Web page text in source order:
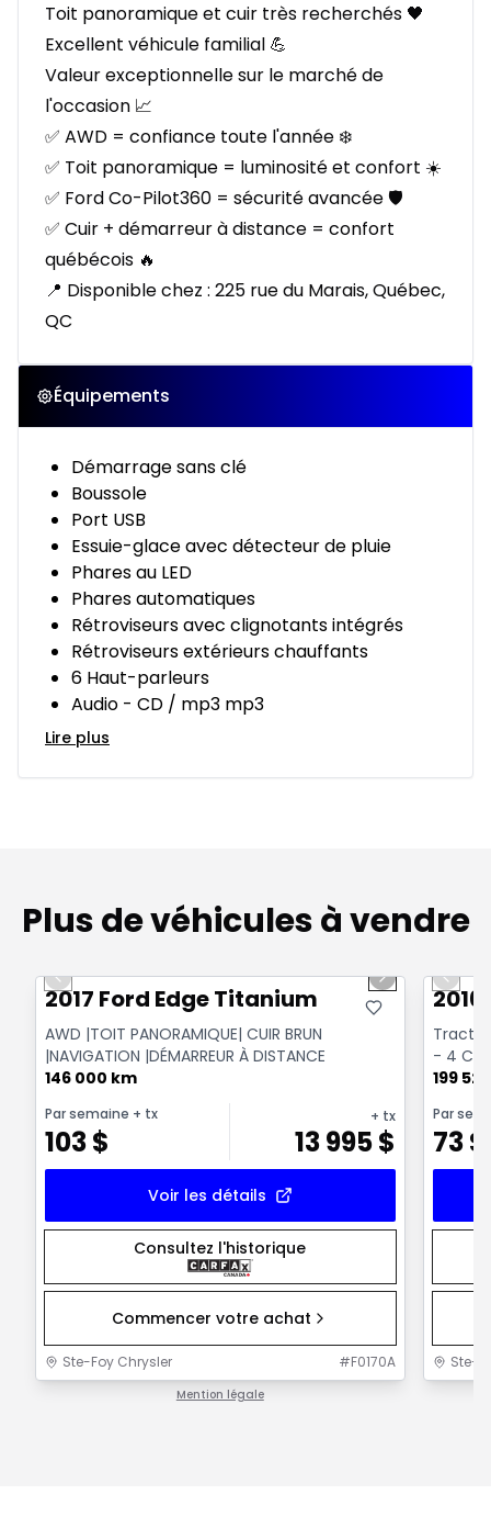
Toit panoramique et cuir très recherchés 🖤
Excellent véhicule familial 💪
Valeur exceptionnelle sur le marché de
l'occasion 📈
✅ AWD = confiance toute l'année ❄️
✅ Toit panoramique = luminosité et confort ☀️
✅ Ford Co-Pilot360 = sécurité avancée 🛡️
✅ Cuir + démarreur à distance = confort
québécois 🔥
📍 Disponible chez : 225 rue du Marais, Québec,
QC
Équipements
Démarrage sans clé
Boussole
Port USB
Essuie-glace avec détecteur de pluie
Phares au LED
Phares automatiques
Rétroviseurs avec clignotants intégrés
Rétroviseurs extérieurs chauffants
6 Haut-parleurs
Audio - CD / mp3 mp3
Lire plus
Plus de véhicules à vendre
Previous slide Next slide
2017 Ford Edge Titanium
AWD |TOIT PANORAMIQUE| CUIR BRUN
|NAVIGATION |DÉMARREUR À DISTANCE
146 000 km
Par semaine + tx
103$
+ tx
13 995$
Voir les détails
Consultez l'historique
Commencer votre achat
Ste-Foy Chrysler #F0170A
Mention légale
- 4
199
Par
73$
Ste-